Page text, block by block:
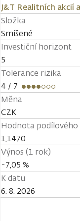
J&T Realitních akcií
Složka
Smíšené
Investiční horizont
5
Tolerance rizika
4 / 7
Měna
CZK
Hodnota podílového
1,1470
Výnos (1 rok)
-7,05 %
K datu
6. 8. 2026